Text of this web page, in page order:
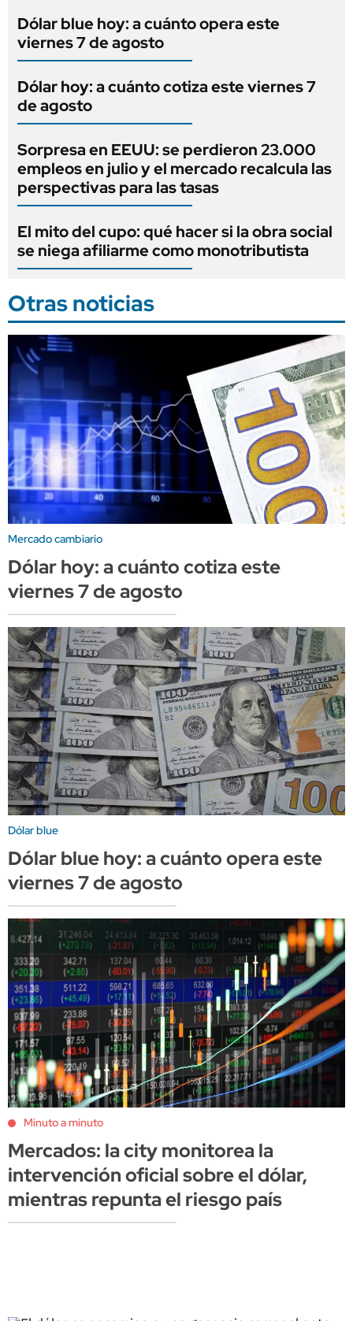
Dólar blue hoy: a cuánto opera este
viernes 7 de agosto
Dólar hoy: a cuánto cotiza este viernes 7
de agosto
Sorpresa en EEUU: se perdieron 23.000
empleos en julio y el mercado recalcula las
perspectivas para las tasas
El mito del cupo: qué hacer si la obra social
se niega afiliarme como monotributista
Otras noticias
Mercado cambiario
Dólar hoy: a cuánto cotiza este
viernes 7 de agosto
Dólar blue
Dólar blue hoy: a cuánto opera este
viernes 7 de agosto
Minuto a minuto
Mercados: la city monitorea la
intervención oficial sobre el dólar,
mientras repunta el riesgo país